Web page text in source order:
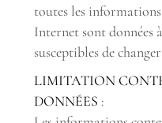
toutes les
Internet sont
susceptibles de
LIMITATION
DONNÉES :